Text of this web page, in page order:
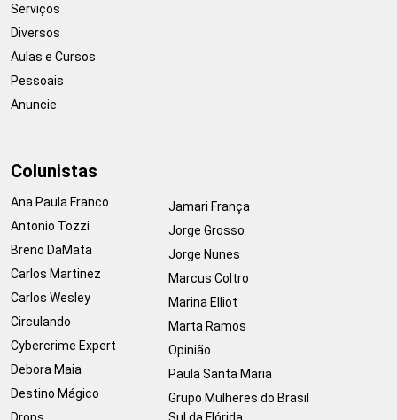
Serviços
Diversos
Aulas e Cursos
Pessoais
Anuncie
Colunistas
Ana Paula Franco
Antonio Tozzi
Breno DaMata
Carlos Martinez
Carlos Wesley
Circulando
Cybercrime Expert
Debora Maia
Destino Mágico
Jamari França
Jorge Grosso
Jorge Nunes
Marcus Coltro
Marina Elliot
Marta Ramos
Opinião
Paula Santa Maria
Grupo Mulheres do Brasil